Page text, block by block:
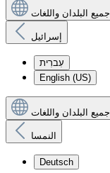
جميع البلدان واللغات
إسرائيل
עִברִית
English (US)
جميع البلدان واللغات
النمسا
Deutsch